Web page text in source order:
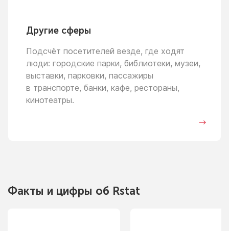
Другие сферы
Подсчёт посетителей везде, где ходят
люди: городские парки, библиотеки, музеи,
выставки, парковки, пассажиры
в транспорте, банки, кафе, рестораны,
кинотеатры.
Факты и цифры об Rstat